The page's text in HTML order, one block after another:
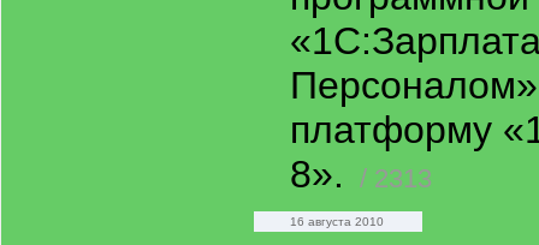
платформу
8».
/ 2313
16 августа 2010